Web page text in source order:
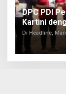
DPC PDI
Kartini
Di Headline,